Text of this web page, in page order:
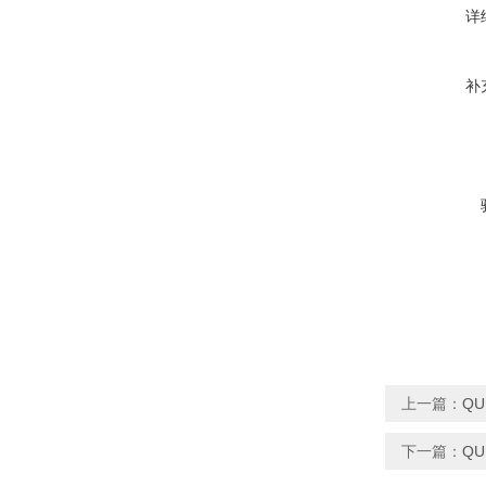
详
补
上一篇：
下一篇：